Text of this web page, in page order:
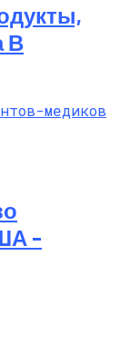
В
–